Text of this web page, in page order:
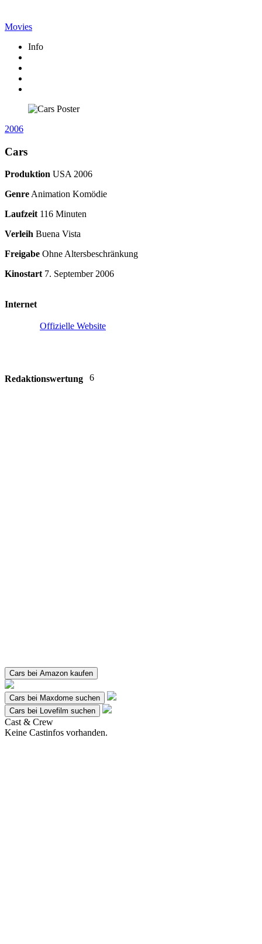
Movies
Info
2006
Cars
Produktion USA2006
GenreAnimation Komödie
Laufzeit116 Minuten
Verleih Buena Vista
Freigabe Ohne Altersbeschränkung
Kinostart 7. September 2006
Internet
Offizielle Website
Redaktionswertung 6
Cars bei Amazon kaufen
Cars bei Maxdome suchen
Cars bei Lovefilm suchen
Cast & Crew
Keine Castinfos vorhanden.